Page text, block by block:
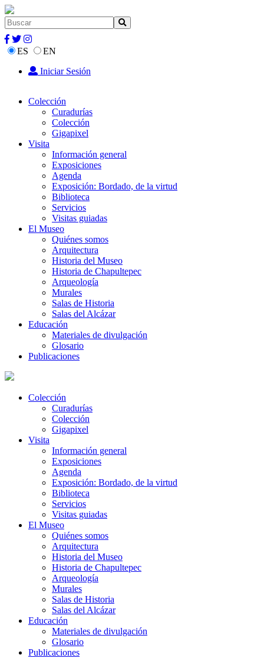
ES
EN
Iniciar Sesión
Colección
Curadurías
Colección
Gigapixel
Visita
Información general
Exposiciones
Agenda
Exposición: Bordado, de la virtud
Biblioteca
Servicios
Visitas guiadas
El Museo
Quiénes somos
Arquitectura
Historia del Museo
Historia de Chapultepec
Arqueología
Murales
Salas de Historia
Salas del Alcázar
Educación
Materiales de divulgación
Glosario
Publicaciones
Colección
Curadurías
Colección
Gigapixel
Visita
Información general
Exposiciones
Agenda
Exposición: Bordado, de la virtud
Biblioteca
Servicios
Visitas guiadas
El Museo
Quiénes somos
Arquitectura
Historia del Museo
Historia de Chapultepec
Arqueología
Murales
Salas de Historia
Salas del Alcázar
Educación
Materiales de divulgación
Glosario
Publicaciones